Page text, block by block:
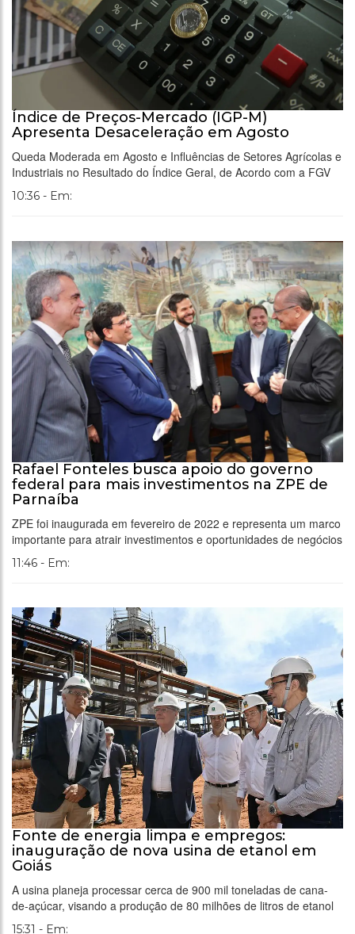
Índice de Preços-Mercado (IGP-M)
Apresenta Desaceleração em Agosto
Queda Moderada em Agosto e Influências de Setores Agrícolas e
Industriais no Resultado do Índice Geral, de Acordo com a FGV
10:36 - Em:
Rafael Fonteles busca apoio do governo
federal para mais investimentos na ZPE de
Parnaíba
ZPE foi inaugurada em fevereiro de 2022 e representa um marco
importante para atrair investimentos e oportunidades de negócios
11:46 - Em:
Fonte de energia limpa e empregos:
inauguração de nova usina de etanol em
Goiás
A usina planeja processar cerca de 900 mil toneladas de cana-
de-açúcar, visando a produção de 80 milhões de litros de etanol
15:31 - Em: